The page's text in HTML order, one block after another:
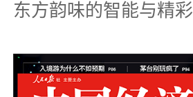
东方韵味的智能与精彩